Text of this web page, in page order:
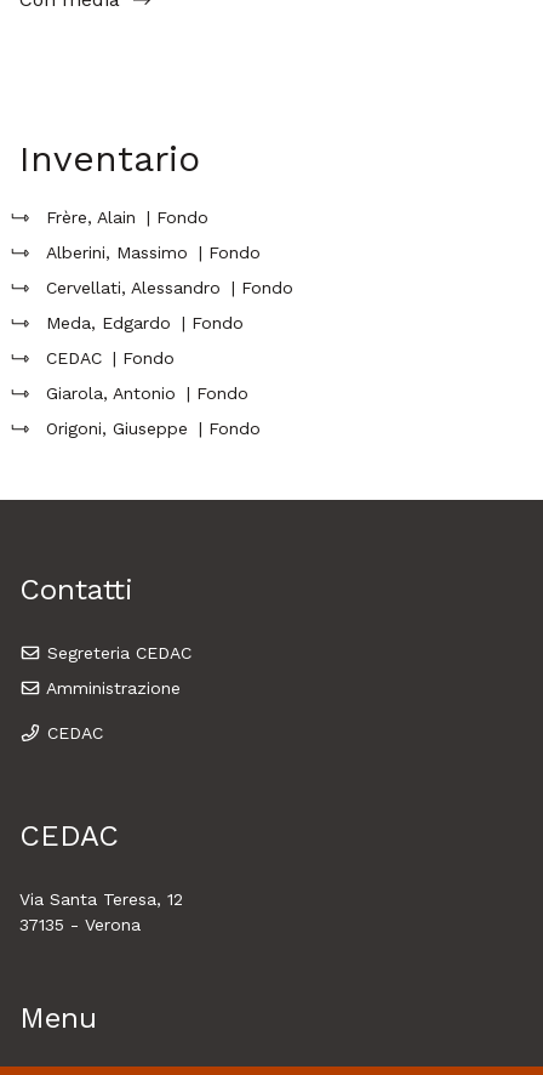
Inventario
Frère, Alain
| Fondo
Alberini, Massimo
| Fondo
Cervellati, Alessandro
| Fondo
Meda, Edgardo
| Fondo
CEDAC | Fondo
Giarola, Antonio
| Fondo
Origoni, Giuseppe
| Fondo
Contatti
Segreteria CEDAC
Amministrazione
CEDAC
CEDAC
Via Santa Teresa, 12
37135 - Verona
Menu